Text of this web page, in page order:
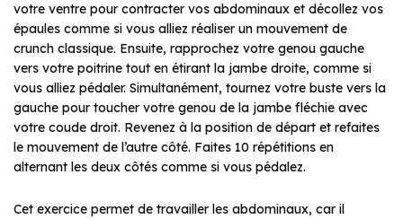
votre ventre pour contracter vos abdominaux et décollez vos
épaules comme si vous alliez réaliser un mouvement de
crunch classique. Ensuite, rapprochez votre genou gauche
vers votre poitrine tout en étirant la jambe droite, comme si
vous alliez pédaler. Simultanément, tournez votre buste vers la
gauche pour toucher votre genou de la jambe fléchie avec
votre coude droit. Revenez à la position de départ et refaites
le mouvement de l’autre côté. Faites 10 répétitions en
alternant les deux côtés comme si vous pédalez.
Cet exercice permet de travailler les abdominaux, car il